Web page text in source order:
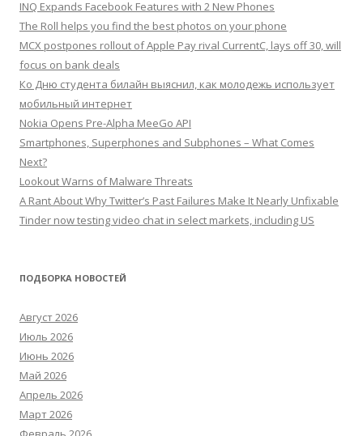
INQ Expands Facebook Features with 2 New Phones
The Roll helps you find the best photos on your phone
MCX postpones rollout of Apple Pay rival CurrentC, lays off 30, will
focus on bank deals
Ко Дню студента билайн выяснил, как молодежь использует
мобильный интернет
Nokia Opens Pre-Alpha MeeGo API
Smartphones, Superphones and Subphones – What Comes
Next?
Lookout Warns of Malware Threats
A Rant About Why Twitter’s Past Failures Make It Nearly Unfixable
Tinder now testing video chat in select markets, including US
ПОДБОРКА НОВОСТЕЙ
Август 2026
Июль 2026
Июнь 2026
Май 2026
Апрель 2026
Март 2026